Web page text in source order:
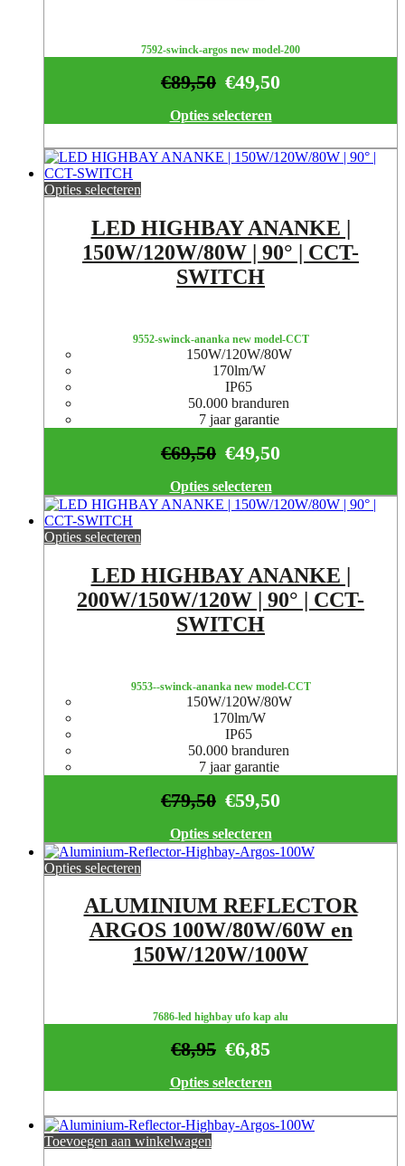
7592-swinck-argos new model-200
€49,50
€89,50
Opties selecteren
Opties selecteren
LED HIGHBAY ANANKE |
150W/120W/80W | 90° | CCT-
SWITCH
9552-swinck-ananka new model-CCT
150W/120W/80W
170lm/W
IP65
50.000 branduren
7 jaar garantie
€49,50
€69,50
Opties selecteren
Opties selecteren
LED HIGHBAY ANANKE |
200W/150W/120W | 90° | CCT-
SWITCH
9553--swinck-ananka new model-CCT
150W/120W/80W
170lm/W
IP65
50.000 branduren
7 jaar garantie
€59,50
€79,50
Opties selecteren
Opties selecteren
ALUMINIUM REFLECTOR
ARGOS 100W/80W/60W en
150W/120W/100W
7686-led highbay ufo kap alu
€6,85
€8,95
Opties selecteren
Toevoegen aan winkelwagen